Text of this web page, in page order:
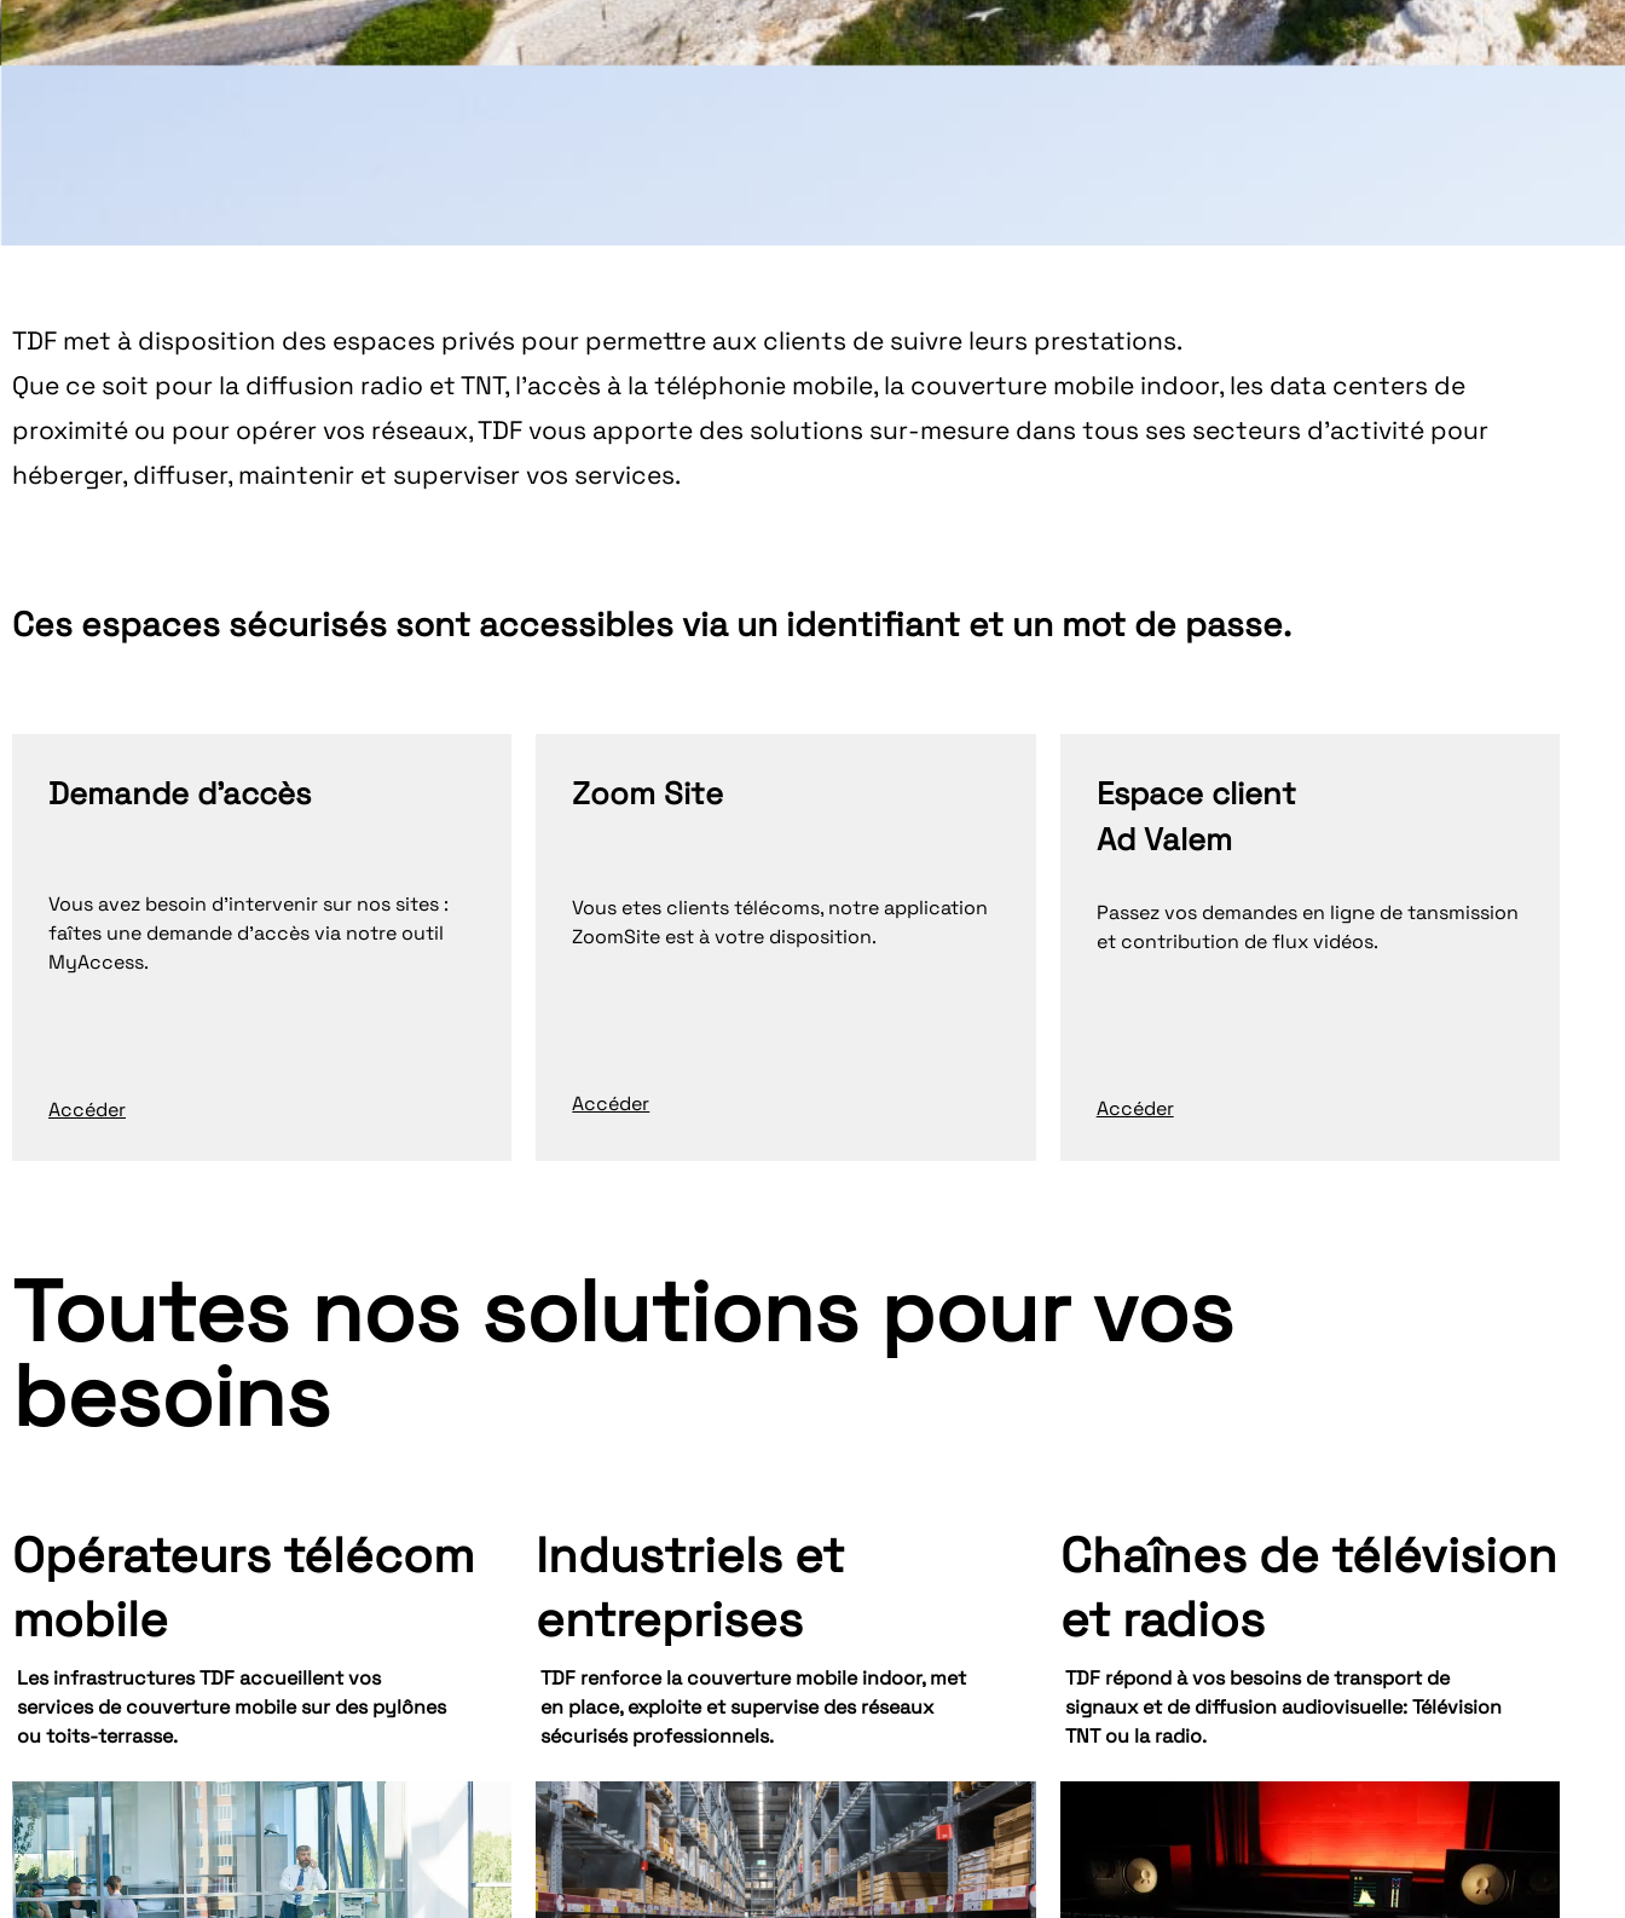
TDF met à disposition des espaces privés pour permettre aux clients de suivre leurs prestations.
Que ce soit pour la diffusion radio et TNT, l’accès à la téléphonie mobile, la couverture mobile indoor, les data centers de
proximité ou pour opérer vos réseaux, TDF vous apporte des solutions sur-mesure dans tous ses secteurs d’activité pour
héberger, diffuser, maintenir et superviser vos services.
Ces espaces sécurisés sont accessibles via un identifiant et un mot de passe.
Demande d'accès
Vous avez besoin d'intervenir sur nos sites :
faîtes une demande d'accès via notre outil
MyAccess.
Accéder
Zoom Site​
Vous etes clients télécoms, notre application
ZoomSite est à votre disposition.
Accéder
Espace client
Ad Valem
Passez vos demandes en ligne de tansmission
et contribution de flux vidéos.
Accéder
Toutes nos solutions pour vos
besoins
Opérateurs télécom
mobile
Les infrastructures TDF accueillent vos
services de couverture mobile sur des pylônes
ou toits-terrasse.
Industriels et
entreprises
TDF renforce la couverture mobile indoor, met
en place, exploite et supervise des réseaux
sécurisés professionnels.
Chaînes de télévision
et radios
TDF répond à vos besoins de transport de
signaux et de diffusion audiovisuelle: Télévision
TNT ou la radio.